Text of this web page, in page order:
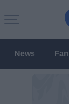
News